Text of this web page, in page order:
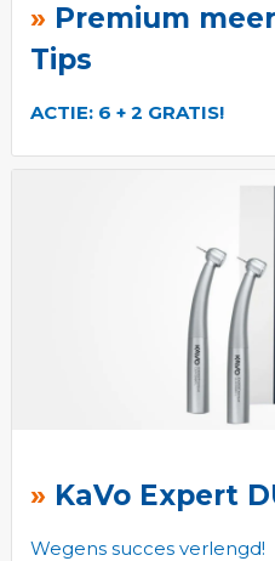
Premium
Tips
ACTIE: 6 + 2 GRATIS!
KaVo Expert
Wegens succes verlengd!